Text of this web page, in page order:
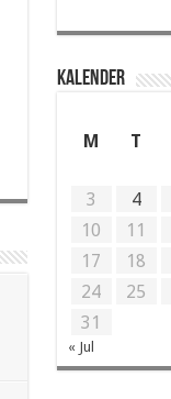
KALENDER
M
T
3
4
10
11
17
18
24
25
31
« Jul